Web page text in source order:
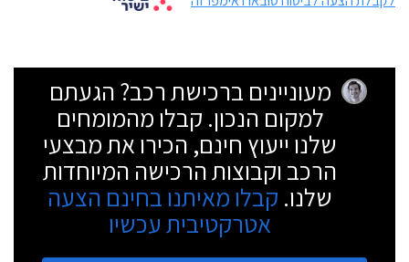
מעוניינים ברכישת רכב? הגעתם
למקום הנכון. קבלו מהמומחים
שלנו ייעוץ חינם, הכירו את מבצעי
הרכב וקבוצות הרכישה המיוחדות
שלנו. קבלו מאיתנו בחינם הצעה
אטרקטיבית עכשיו